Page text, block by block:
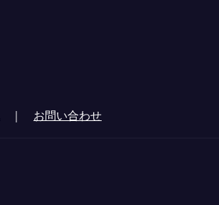
｜ お問い合わせ